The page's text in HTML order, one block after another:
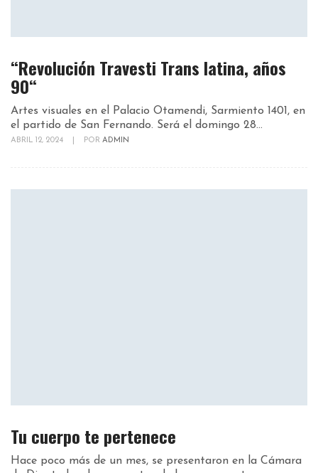
“Revolución Travesti Trans latina, años
90“
Artes visuales en el Palacio Otamendi, Sarmiento 1401, en
el partido de San Fernando. Será el domingo 28...
ABRIL 12, 2024 POR ADMIN
Tu cuerpo te pertenece
Hace poco más de un mes, se presentaron en la Cámara